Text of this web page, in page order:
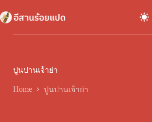
to
content
ปูนปานเจ้าย่า
Home ปูนปานเจ้าย่า